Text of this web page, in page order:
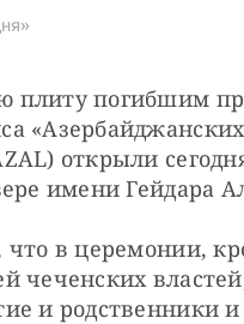
плиту погибшим
«Азербайджанских
открыли
имени Гейдара
что в церемонии,
чеченских
и родственники